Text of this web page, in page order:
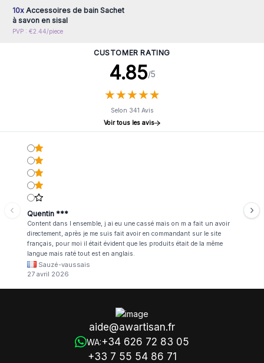
10xAccessoires de bain Sachet
à savon en sisal
PVP : €2.44/piece
CUSTOMER RATING
4.85/5
★★★★★
★★★★★
Selon 341 Avis
Voir tous les avis
Quentin ***
Content dans l ensemble, j ai eu une cassé mais on m a fait un avoir
directement, après je me suis fait avoir en commandant sur le site
français, pour moi il était évident que les produits était de la même
langue mais raté tout est en anglais.
Sauzé-vaussais
27 avril 2026
aide@awartisan.fr
WA:+34 626 72 83 05
+33 7 55 54 86 71